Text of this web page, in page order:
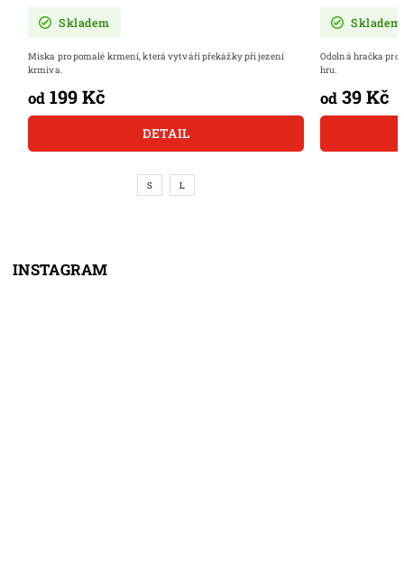
Skladem
od 199 Kč
DETAIL
Miska pro pomalé krmení, která vytváří překážky při jezení
krmiva.
S L
Skladem
od 39 Kč
Odolná hračka pro
hru.
INSTAGRAM